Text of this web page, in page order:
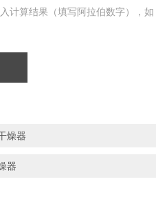
计算结果（填写阿拉伯数字），
燥器
器